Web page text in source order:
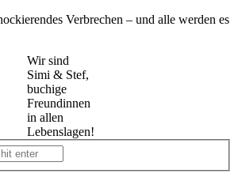
Verbrechen – und alle werden es
Wir sind
Simi & Stef,
buchige
Freundinnen
in allen
Lebenslagen!